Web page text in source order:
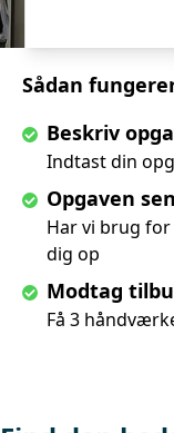
Sådan
Beskriv
Indtast din
Opgaven
Har vi brug
dig op
Modtag
Få 3